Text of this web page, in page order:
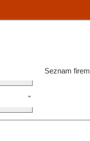
Seznam firem